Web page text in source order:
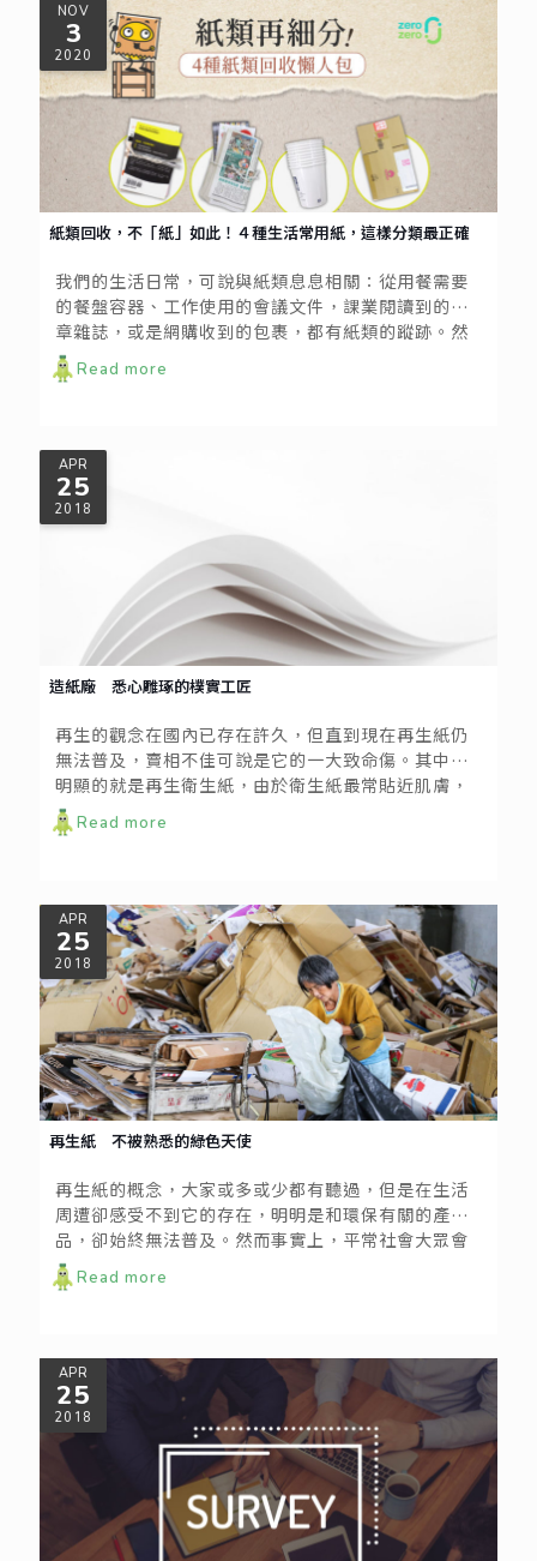
NOV
3
2020
紙類回收，不「紙」如此！４種生活常用紙，這樣分類最正確
我們的生活日常，可說與紙類息息相關：從用餐需要
的餐盤容器、工作使用的會議文件，課業閱讀到的報
章雜誌，或是網購收到的包裹，都有紙類的蹤跡。然
而，你知道這些紙類，其實各有不同的回收路徑嗎？
Read more
APR
25
2018
造紙廠 悉心雕琢的樸實工匠
再生的觀念在國內已存在許久，但直到現在再生紙仍
無法普及，賣相不佳可說是它的一大致命傷。其中最
明顯的就是再生衛生紙，由於衛生紙最常貼近肌膚，
因此民眾對於它到底衛不衛生自然也會抱持著較多的
疑慮，且多半認為它好像不夠潔白，觸感沒有像一般
用上的衛生安全嗎？不僅如此，也有些民眾會懷疑再
生紙是否真的對環境友善，如果還要經過很多道程序
重新處理，那麼還有辦法減少耗能、降低成本嗎？
Read more
APR
25
2018
再生紙 不被熟悉的綠色天使
再生紙的概念，大家或多或少都有聽過，但是在生活
周遭卻感受不到它的存在，明明是和環保有關的產
品，卻始終無法普及。然而事實上，平常社會大眾會
用到的衛生紙、紙箱紙板，甚至是筆記本，都有可能
是由再生紙做成的。
Read more
APR
25
2018